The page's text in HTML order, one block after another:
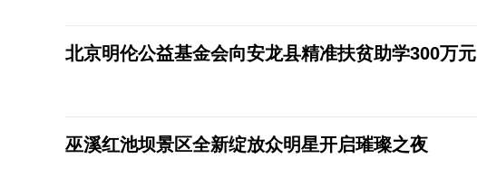
北京明伦公益基金会向安龙县精准扶贫助学300万元
巫溪红池坝景区全新绽放众明星开启璀璨之夜